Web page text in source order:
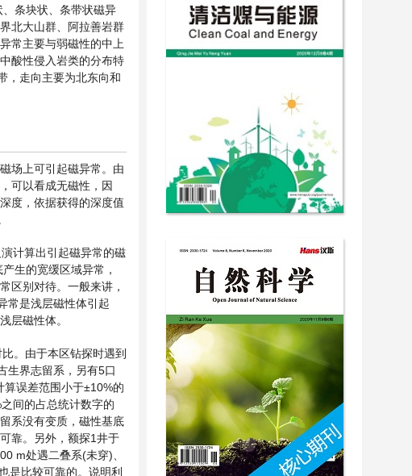
条块状、条带状磁异
北大山群、阿拉善岩群
常主要与弱磁性的中上
酸性侵入岩类的分布特
，走向主要为北东向和
场上可引起磁异常。由
可以看成无磁性，因
度，依据获得的深度值
计算出引起磁异常的磁
生的宽缓区域异常，
区别对待。一般来讲，
常是浅层磁性体引起
层磁性体。
。由于本区钻探时遇到
生界志留系，另有5口
算误差范围小于±10%的
间的占总统计数字的
系没有变质，磁性基底
靠。另外，额探1井于
m处遇二叠系(未穿)、
是比较可靠的。说明利